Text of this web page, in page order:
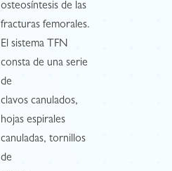
osteosíntesis de las
fracturas femorales.
El sistema TFN
consta de una serie
de
clavos canulados,
hojas espirales
canuladas, tornillos
de